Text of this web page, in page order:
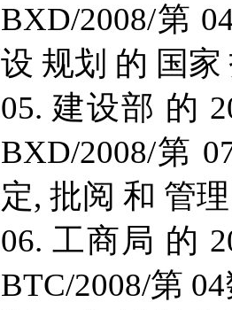
BXD/2008/第
设 规划 的 国家
05. 建设部 的
BXD/2008/第
定, 批阅 和 管
06. 工商局 的
BTC/2008/第